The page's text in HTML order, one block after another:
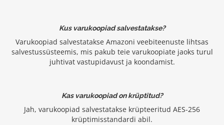
Kus varukoopiad salvestatakse?
Varukoopiad salvestatakse Amazoni veebiteenuste lihtsas
salvestussüsteemis, mis pakub teie varukoopiate jaoks turul
juhtivat vastupidavust ja koondamist.
Kas varukoopiad on krüptitud?
Jah, varukoopiad salvestatakse krüpteeritud AES-256
krüptimisstandardi abil.